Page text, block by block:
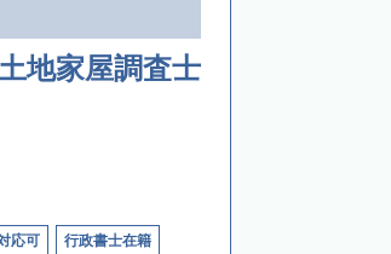
地家屋調査士
応可 行政書士在籍